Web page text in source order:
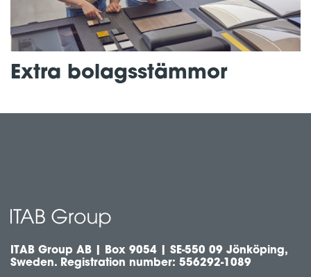
Extra bolagsstämmor
ITAB Group AB | Box 9054 | SE-550 09 Jönköping,
Sweden. Registration number: 556292-1089